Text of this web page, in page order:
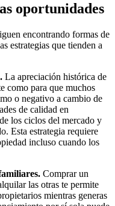
oportunidades
encontrando formas de
estrategias que tienden a
La apreciación histórica de
como para que muchos
o negativo a cambio de
de calidad en
los ciclos del mercado y
Esta estrategia requiere
incluso cuando los
Comprar un
las otras te permite
mientras generas